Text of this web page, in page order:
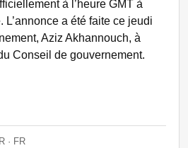
à l’heure GMT à
L’annonce a été faite ce jeudi
Aziz Akhannouch, à
Conseil de gouvernement.
· FR